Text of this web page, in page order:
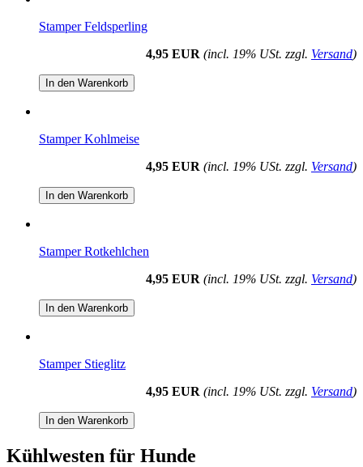
Stamper Feldsperling
4,95 EUR (incl. 19% USt. zzgl. Versand)
In den Warenkorb
Stamper Kohlmeise
4,95 EUR (incl. 19% USt. zzgl. Versand)
In den Warenkorb
Stamper Rotkehlchen
4,95 EUR (incl. 19% USt. zzgl. Versand)
In den Warenkorb
Stamper Stieglitz
4,95 EUR (incl. 19% USt. zzgl. Versand)
In den Warenkorb
Kühlwesten für Hunde